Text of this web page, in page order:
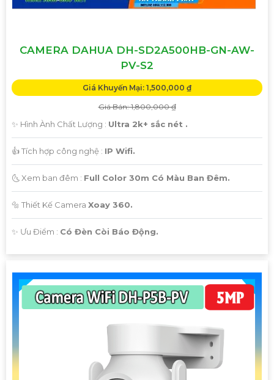
CAMERA DAHUA DH-SD2A500HB-GN-AW-
PV-S2
Giá Khuyến Mại: 1,500,000 ₫
Giá Bán: 1,800,000 ₫
✨ Hình Ành Chất Lượng : Ultra 2k+ sắc nét .
👍 Tích hợp công nghệ : IP Wifi.
🌜 Xem ban đêm : Full Color 30m Có Màu Ban Đêm.
🔩 Thiết Kế Camera Xoay 360.
️✨ Ưu Điểm : Có Đèn Còi Báo Động.